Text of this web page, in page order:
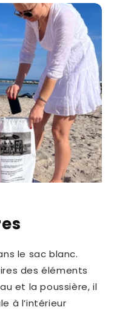
le sac blanc.
des éléments
et la poussière, il
à l’intérieur